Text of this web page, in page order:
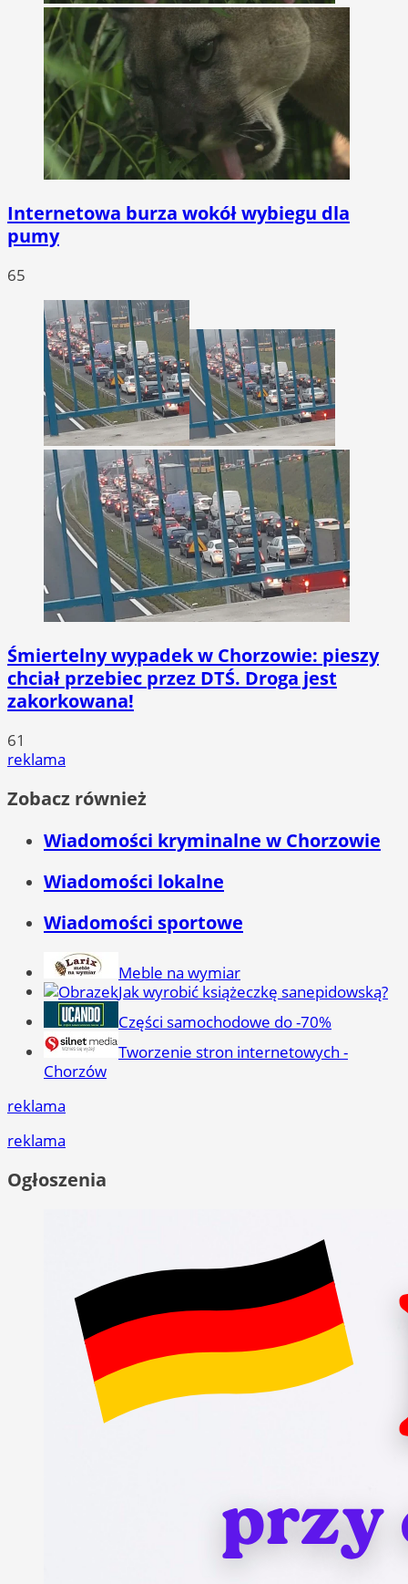
Internetowa burza wokół wybiegu dla
pumy
65
Śmiertelny wypadek w Chorzowie: pieszy
chciał przebiec przez DTŚ. Droga jest
zakorkowana!
61
reklama
Zobacz również
Wiadomości kryminalne w Chorzowie
Wiadomości lokalne
Wiadomości sportowe
Meble na wymiar
Jak wyrobić książeczkę sanepidowską?
Części samochodowe do -70%
Tworzenie stron internetowych -
Chorzów
reklama
reklama
Ogłoszenia